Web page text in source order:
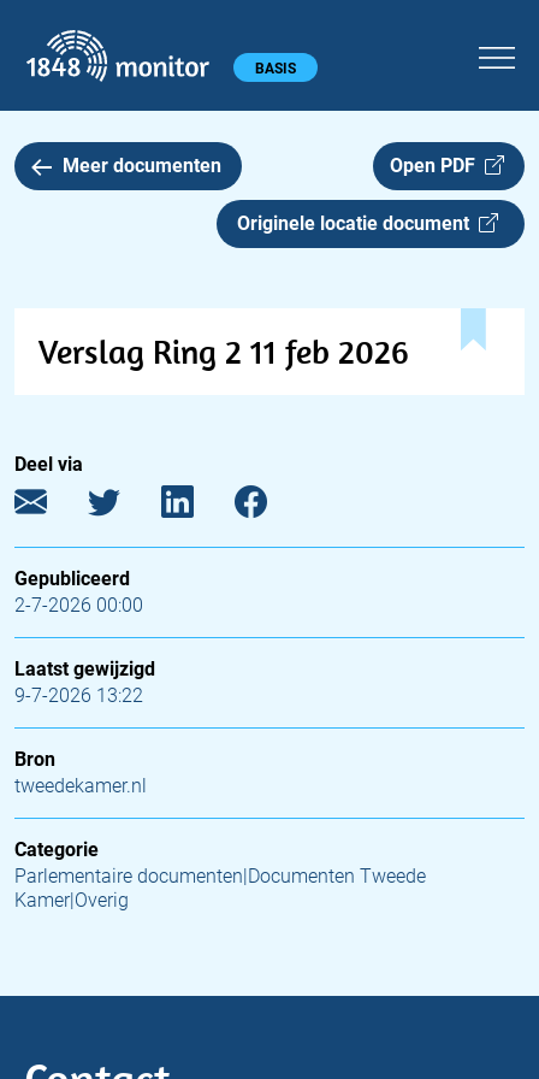
Hoofdmenu BASIS
Meer documenten Open PDF
Originele locatie document
Verslag Ring 2 11 feb 2026
Deel via
Gepubliceerd
2-7-2026 00:00
Laatst gewijzigd
9-7-2026 13:22
Bron
tweedekamer.nl
Categorie
Parlementaire documenten|Documenten Tweede
Kamer|Overig